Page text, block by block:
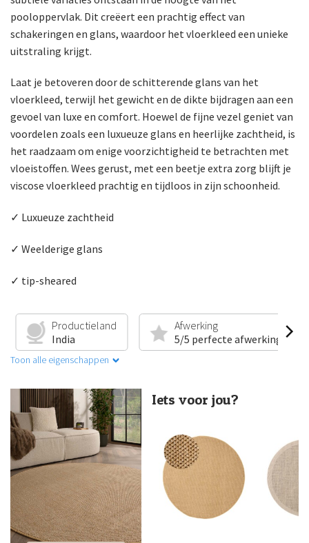
pooloppervlak. Dit creëert een prachtig effect van
schakeringen en glans, waardoor het vloerkleed een unieke
uitstraling krijgt.
Laat je betoveren door de schitterende glans van het
vloerkleed, terwijl het gewicht en de dikte bijdragen aan een
gevoel van luxe en comfort. Hoewel de fijne vezel geniet van
voordelen zoals een luxueuze glans en heerlijke zachtheid, is
het raadzaam om enige voorzichtigheid te betrachten met
vloeistoffen. Wees gerust, met een beetje extra zorg blijft je
viscose vloerkleed prachtig en tijdloos in zijn schoonheid.
✓ Luxueuze zachtheid
✓ Weelderige glans
✓ tip-sheared
Productieland
India
Afwerking
5/5 perfecte afwerking
Toon alle eigenschappen
Iets voor jou?